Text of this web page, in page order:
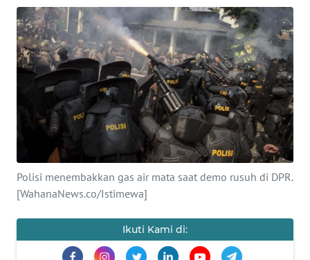
Polisi menembakkan gas air mata saat demo rusuh di DPR.
[WahanaNews.co/Istimewa]
Ikuti Kami di:
EKUIN
SAINS-TEKNO
KESEHATAN
INTERNASIONAL
SERBA-SERBI
PENDIDIKAN
OLAHRAGA